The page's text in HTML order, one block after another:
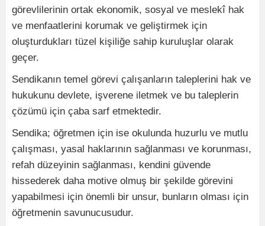
görevlilerinin ortak ekonomik, sosyal ve meslekî hak
ve menfaatlerini korumak ve geliştirmek için
oluşturdukları tüzel kişiliğe sahip kuruluşlar olarak
geçer.
Sendikanın temel görevi çalışanların taleplerini hak ve
hukukunu devlete, işverene iletmek ve bu taleplerin
çözümü için çaba sarf etmektedir.
Sendika; öğretmen için ise okulunda huzurlu ve mutlu
çalışması, yasal haklarının sağlanması ve korunması,
refah düzeyinin sağlanması, kendini güvende
hissederek daha motive olmuş bir şekilde görevini
yapabilmesi için önemli bir unsur, bunların olması için
öğretmenin savunucusudur.